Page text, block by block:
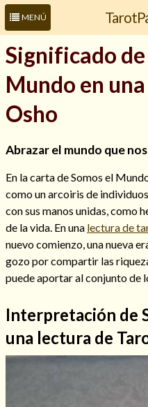
MENÚ
Leer más sobre mí
Significado de
Mundo en
Osho
Abrazar el mundo que
En la carta de Somos el
como un arcoiris de
con sus manos unidas, como
de la vida. En una lectura de
nuevo comienzo, una nueva
gozo por compartir las
puede aportar al conjunto de
Interpretación de
una lectura de